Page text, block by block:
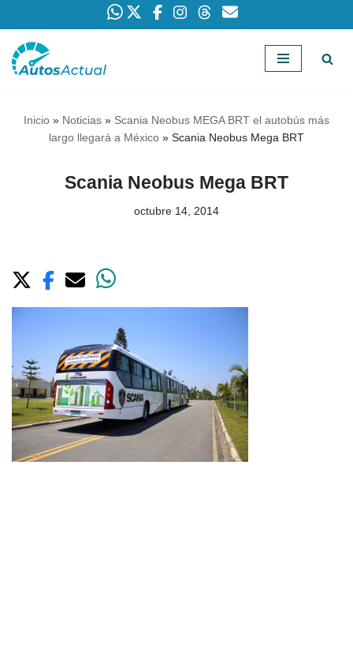
Saltar
Inicio » Noticias » Scania Neobus MEGA BRT el autobús más
largo llegará a México » Scania Neobus Mega BRT
Scania Neobus Mega BRT
octubre 14, 2014